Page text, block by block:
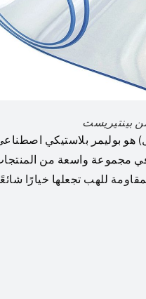
بينتيريست
مجموعة واسعة من
للهب تجعلها خيارًا